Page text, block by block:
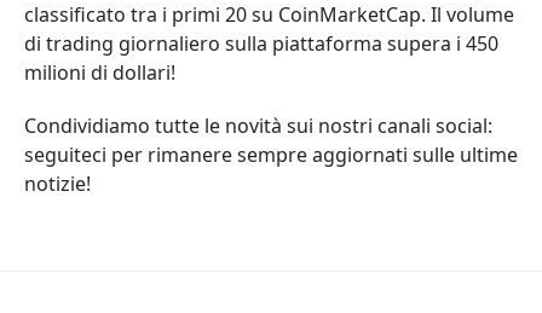
classificato tra i primi 20 su CoinMarketCap. Il volume
di trading giornaliero sulla piattaforma supera i 450
milioni di dollari!
Condividiamo tutte le novità sui nostri canali social:
seguiteci per rimanere sempre aggiornati sulle ultime
notizie!